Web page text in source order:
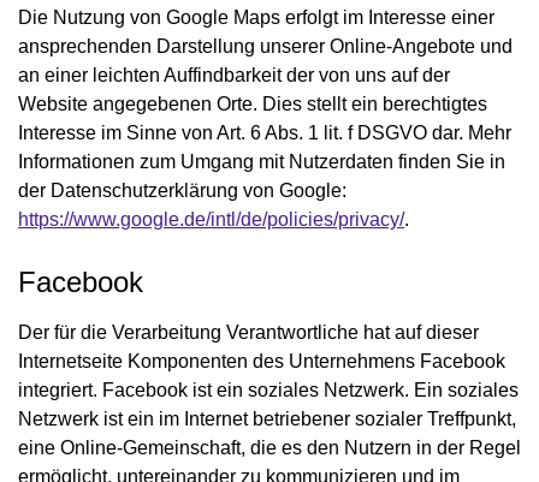
Die Nutzung von Google Maps erfolgt im Interesse einer
ansprechenden Darstellung unserer Online-Angebote und
an einer leichten Auffindbarkeit der von uns auf der
Website angegebenen Orte. Dies stellt ein berechtigtes
Interesse im Sinne von Art. 6 Abs. 1 lit. f DSGVO dar. Mehr
Informationen zum Umgang mit Nutzerdaten finden Sie in
der Datenschutzerklärung von Google:
https://www.google.de/intl/de/policies/privacy/.
Facebook
Der für die Verarbeitung Verantwortliche hat auf dieser
Internetseite Komponenten des Unternehmens Facebook
integriert. Facebook ist ein soziales Netzwerk. Ein soziales
Netzwerk ist ein im Internet betriebener sozialer Treffpunkt,
eine Online-Gemeinschaft, die es den Nutzern in der Regel
ermöglicht, untereinander zu kommunizieren und im